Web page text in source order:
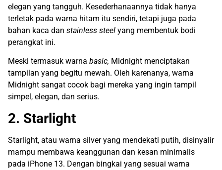
elegan yang tangguh. Kesederhanaannya tidak hanya
terletak pada warna hitam itu sendiri, tetapi juga pada
bahan kaca dan stainless steel yang membentuk bodi
perangkat ini.
Meski termasuk warna basic, Midnight menciptakan
tampilan yang begitu mewah. Oleh karenanya, warna
Midnight sangat cocok bagi mereka yang ingin tampil
simpel, elegan, dan serius.
2. Starlight
Starlight, atau warna silver yang mendekati putih, disinyalir
mampu membawa keanggunan dan kesan minimalis
pada iPhone 13. Dengan bingkai yang sesuai warna